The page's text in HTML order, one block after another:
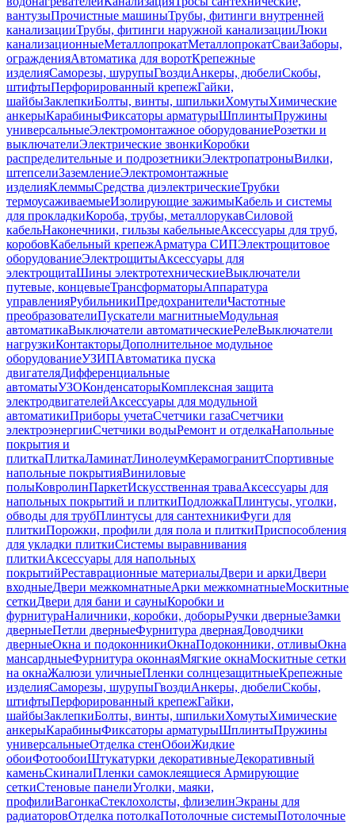
вантузыПрочистные машиныТрубы, фитинги внутренней
канализацииТрубы, фитинги наружной канализацииЛюки
канализационныеМеталлопрокатМеталлопрокатСваиЗаборы,
огражденияАвтоматика для воротКрепежные
изделияСаморезы, шурупыГвоздиАнкеры, дюбелиСкобы,
штифтыПерфорированный крепежГайки,
шайбыЗаклепкиБолты, винты, шпилькиХомутыХимические
анкерыКарабиныФиксаторы арматурыШплинтыПружины
универсальныеЭлектромонтажное оборудованиеРозетки и
выключателиЭлектрические звонкиКоробки
распределительные и подрозетникиЭлектропатроныВилки,
штепселиЗаземлениеЭлектромонтажные
изделияКлеммыСредства диэлектрическиеТрубки
термоусаживаемыеИзолирующие зажимыКабель и системы
для прокладкиКороба, трубы, металлорукавСиловой
кабельНаконечники, гильзы кабельныеАксессуары для труб,
коробовКабельный крепежАрматура СИПЭлектрощитовое
оборудованиеЭлектрощитыАксессуары для
электрощитаШины электротехническиеВыключатели
путевые, концевыеТрансформаторыАппаратура
управленияРубильникиПредохранителиЧастотные
преобразователиПускатели магнитныеМодульная
автоматикаВыключатели автоматическиеРелеВыключатели
нагрузкиКонтакторыДополнительное модульное
оборудованиеУЗИПАвтоматика пуска
двигателяДифференциальные
автоматыУЗОКонденсаторыКомплексная защита
электродвигателейАксессуары для модульной
автоматикиПриборы учетаСчетчики газаСчетчики
электроэнергииСчетчики водыРемонт и отделкаНапольные
покрытия и
плиткаПлиткаЛаминатЛинолеумКерамогранитСпортивные
напольные покрытияВиниловые
полыКовролинПаркетИскусственная траваАксессуары для
напольных покрытий и плиткиПодложкаПлинтусы, уголки,
обводы для трубПлинтусы для сантехникиФуги для
плиткиПорожки, профили для пола и плиткиПриспособления
для укладки плиткиСистемы выравнивания
плиткиАксессуары для напольных
покрытийРеставрационные материалыДвери и аркиДвери
входныеДвери межкомнатныеАрки межкомнатныеМоскитные
сеткиДвери для бани и сауныКоробки и
фурнитураНаличники, коробки, доборыРучки дверныеЗамки
дверныеПетли дверныеФурнитура двернаяДоводчики
дверныеОкна и подоконникиОкнаПодоконники, отливыОкна
мансардныеФурнитура оконнаяМягкие окнаМоскитные сетки
на окнаЖалюзи уличныеПленки солнцезащитныеКрепежные
изделияСаморезы, шурупыГвоздиАнкеры, дюбелиСкобы,
штифтыПерфорированный крепежГайки,
шайбыЗаклепкиБолты, винты, шпилькиХомутыХимические
анкерыКарабиныФиксаторы арматурыШплинтыПружины
универсальныеОтделка стенОбоиЖидкие
обоиФотообоиШтукатурки декоративныеДекоративный
каменьСкиналиПленки самоклеящиеся Армирующие
сеткиСтеновые панелиУголки, маяки,
профилиВагонкаСтеклохолсты, флизелинЭкраны для
радиаторовОтделка потолкаПотолочные системыПотолочные